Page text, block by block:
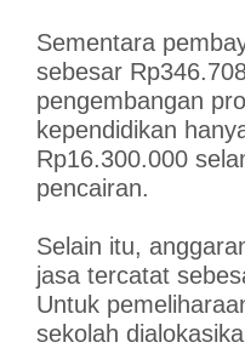
Sementara
sebesar
pengembangan
kependidikan
Rp16.300.000
pencairan.
Selain itu,
jasa tercatat
Untuk
sekolah